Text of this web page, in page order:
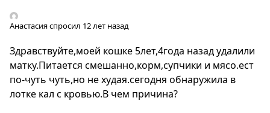
Анастасияспросил 12 лет назад
Здравствуйте,моей кошке 5лет,4года назад удалили
матку.Питается смешанно,корм,супчики и мясо.ест
по-чуть чуть,но не худая.сегодня обнаружила в
лотке кал с кровью.В чем причина?